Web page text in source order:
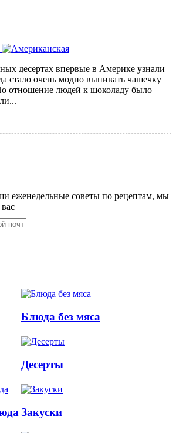
десертах впервые в Америке узнали
стало очень модно выпивать чашечку
отношение людей к шоколаду было
еженедельные советы по рецептам, мы
Блюда без мяса
Десерты
Закуски